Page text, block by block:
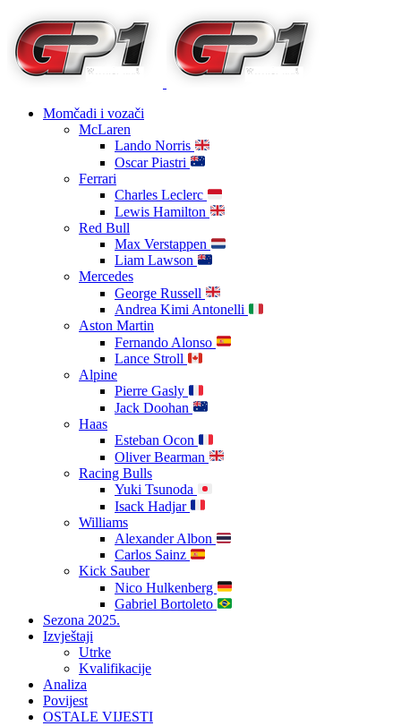
Momčadi i vozači
McLaren
Lando Norris
Oscar Piastri
Ferrari
Charles Leclerc
Lewis Hamilton
Red Bull
Max Verstappen
Liam Lawson
Mercedes
George Russell
Andrea Kimi Antonelli
Aston Martin
Fernando Alonso
Lance Stroll
Alpine
Pierre Gasly
Jack Doohan
Haas
Esteban Ocon
Oliver Bearman
Racing Bulls
Yuki Tsunoda
Isack Hadjar
Williams
Alexander Albon
Carlos Sainz
Kick Sauber
Nico Hulkenberg
Gabriel Bortoleto
Sezona 2025.
Izvještaji
Utrke
Kvalifikacije
Analiza
Povijest
OSTALE VIJESTI